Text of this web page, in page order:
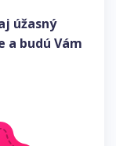
úžasný
a budú Vám